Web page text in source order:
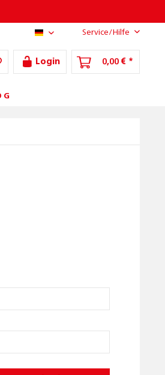
AT/DE Service/Hilfe
Login 0,00 € *